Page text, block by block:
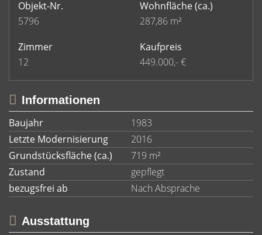
Objekt-Nr.
5796
Wohnfläche(ca.)
287,86 m²
Zimmer
12
Kaufpreis
449.000,- €
Informationen
Baujahr
1983
Letzte Modernisierung
2016
Grundstücksfläche (ca.)
719 m²
Zustand
gepflegt
bezugsfrei ab
Nach Absprache
Ausstattung